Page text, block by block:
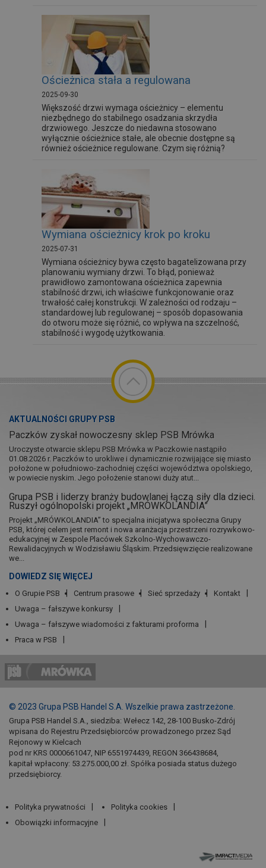
Ościeżnica stała a regulowana
2025-09-30
Większość drzwi wymaga ościeżnicy – elementu
niezbędnego do stabilnego osadzania skrzydła
drzwiowego. Jeszcze do niedawna stosowano
wyłącznie ościeżnice stałe, ale obecnie dostępne są
również ościeżnice regulowane. Czym się różnią?
Wymiana ościeżnicy krok po kroku
2025-07-31
Wymiana ościeżnicy bywa często bagatelizowana przy
planowaniu wymiany drzwi. To błąd, ponieważ
prawidłowo zamontowana ościeżnica zapewnia
stabilność drzwi, ich właściwe funkcjonowanie oraz
trwałość całej konstrukcji. W zależności od rodzaju –
standardowej lub regulowanej – sposób dopasowania
do otworu może się różnić, co wpływa na szczelność,
stabilność i wygodę użytkowania.
AKTUALNOŚCI GRUPY PSB
Paczków zyskał nowoczesny sklep PSB Mrówka
Uroczyste otwarcie sklepu PSB Mrówka w Paczkowie nastąpiło
01.08.2026 r. Paczków to urokliwe i dynamicznie rozwijające się miasto
położone w południowo-zachodniej części województwa opolskiego,
w powiecie nyskim. Jego położenie stanowi duży atut...
Grupa PSB i liderzy branży budowlanej łączą siły dla dzieci.
Ruszył ogólnopolski projekt „MRÓWKOLANDIA”
Projekt „MRÓWKOLANDIA” to specjalna inicjatywa społeczna Grupy
PSB, której celem jest remont i nowa aranżacja przestrzeni rozrywkowo-
edukacyjnej w Zespole Placówek Szkolno-Wychowawczo-
Rewalidacyjnych w Wodzisławiu Śląskim. Przedsięwzięcie realizowane
we...
DOWIEDZ SIĘ WIĘCEJ
O Grupie PSB Centrum prasowe Sieć sprzedaży
Kontakt
Uwaga – fałszywe konkursy
Uwaga – fałszywe wiadomości z fakturami proforma
Praca w PSB
© 2023 Grupa PSB Handel S.A. Wszelkie prawa zastrzeżone.
Grupa PSB Handel S.A., siedziba: Wełecz 142, 28-100 Busko-Zdrój
wpisana do Rejestru Przedsiębiorców prowadzonego przez Sąd
Rejonowy w Kielcach
pod nr KRS 0000661047, NIP 6551974439, REGON 366438684,
kapitał wpłacony: 53.275.000,00 zł. Spółka posiada status dużego
przedsiębiorcy.
Polityka prywatności
Polityka cookies
Obowiązki informacyjne